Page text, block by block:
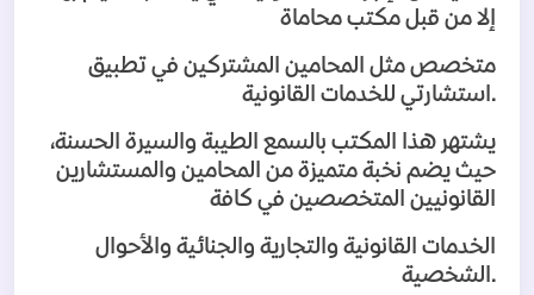
إلا من قبل مكتب محاماة
متخصص مثل المحامين المشتركين في تطبيق
استشارتي للخدمات القانونية .
يشتهر هذا المكتب بالسمع الطيبة والسيرة الحسنة،
حيث يضم نخبة متميزة من المحامين والمستشارين
القانونيين المتخصصين في كافة
الخدمات القانونية والتجارية والجنائية والأحوال
الشخصية .